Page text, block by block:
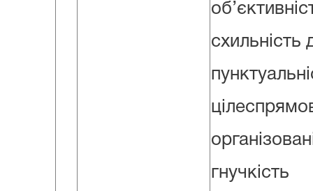
схильність
гнучкість